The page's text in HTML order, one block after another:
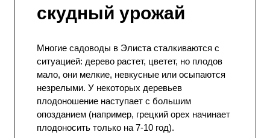
скудный урожай
Многие садоводы в Элиста сталкиваются с
ситуацией: дерево растет, цветет, но плодов
мало, они мелкие, невкусные или осыпаются
незрелыми. У некоторых деревьев
плодоношение наступает с большим
опозданием (например, грецкий орех начинает
плодоносить только на 7-10 год).